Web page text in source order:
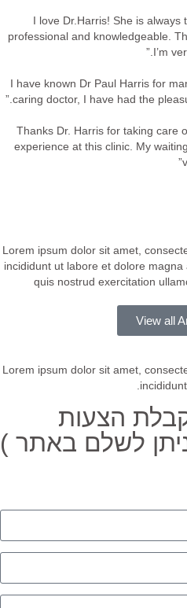
"I love Dr.Harris! She is
professional and knowledgeable.
I’m
“I have known Dr Paul Harris for
caring doctor, I have had the
Thanks Dr. Harris for taking care
experience at this clinic. My
Lorem ipsum dolor sit amet,
incididunt ut labore et dolore magna
quis nostrud exercitation
View all
Lorem ipsum dolor sit amet,
הצעות
לשלם באתר )